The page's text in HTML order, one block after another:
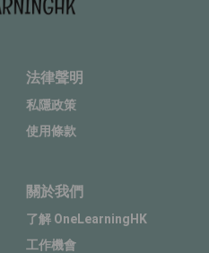
法律聲明
私隱政策
使用條款
關於我們
了解 OneLearningHK
工作機會